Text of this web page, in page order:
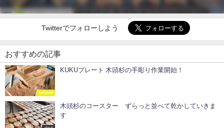
Twitterでフォローしよう
おすすめの記事
Tableware
KUKUプレート 木頭杉の手彫り作業開始！
木頭杉のコースター ずらっと並べて乾かしていきま
す